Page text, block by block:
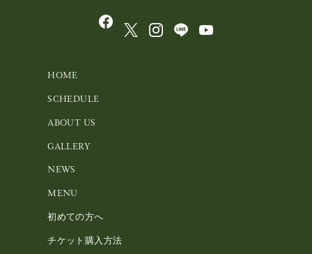
HOME
SCHEDULE
ABOUT US
GALLERY
NEWS
MENU
初めての方へ
チケット購入方法